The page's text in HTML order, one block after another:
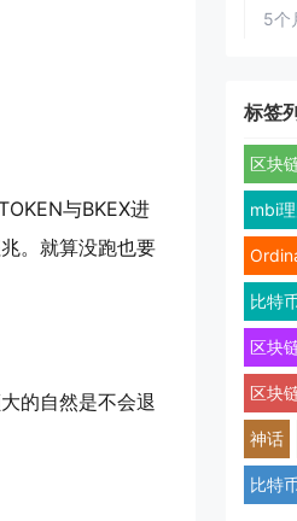
与BKEX进
。就算没跑也要
的自然是不会退
5个
标签
区块
mbi
比特
区块
区块
神话
比特